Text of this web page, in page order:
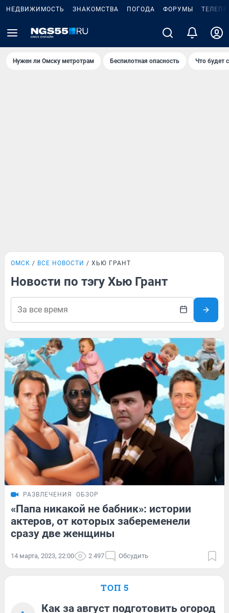
НЕДВИЖИМОСТЬ ЗНАКОМСТВА ПОГОДА ФОРУМЫ
Нужен ли Омску метротрам Беспилотная опасность Что будет
ОМСК ВСЕ НОВОСТИ ХЬЮ ГРАНТ
Новости по тэгу Хью Грант
РАЗВЛЕЧЕНИЯ ОБЗОР
«Папа никакой не бабник»: истории
актеров, от которых забеременели
сразу две женщины
14 марта, 2023, 22:00 2 497 Обсудить
ТОП 5
Как за август подготовить огород